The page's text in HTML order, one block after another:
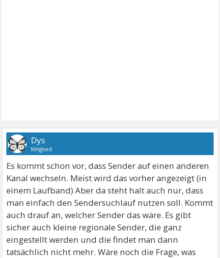
Dys
Mitglied
Es kommt schon vor, dass Sender auf einen anderen
Kanal wechseln. Meist wird das vorher angezeigt (in
einem Laufband) Aber da steht halt auch nur, dass
man einfach den Sendersuchlauf nutzen soll. Kommt
auch drauf an, welcher Sender das wäre. Es gibt
sicher auch kleine regionale Sender, die ganz
eingestellt werden und die findet man dann
tatsächlich nicht mehr. Wäre noch die Frage, was